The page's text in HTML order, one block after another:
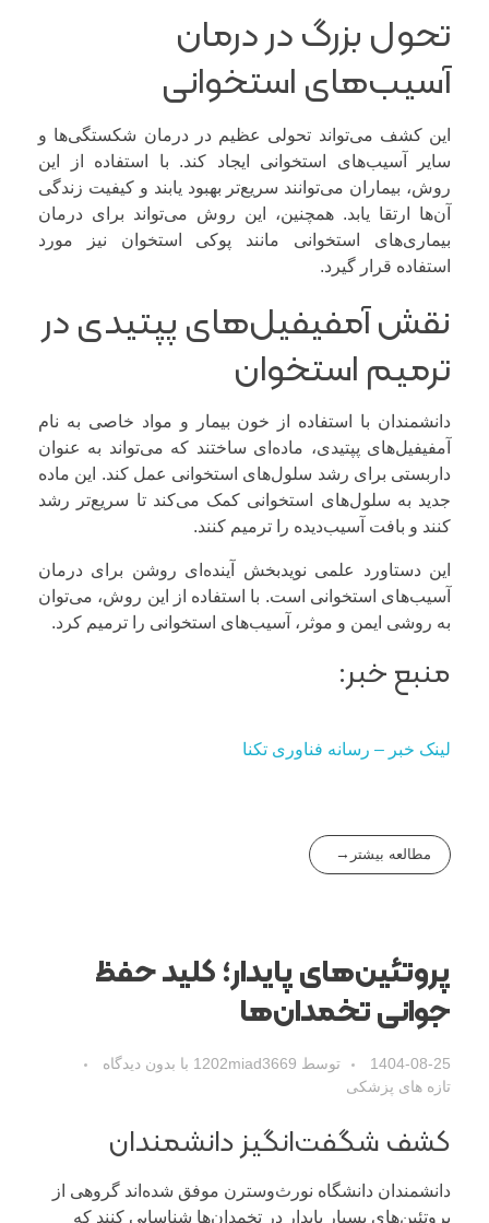
تحول بزرگ در درمان
آسیب‌های استخوانی
این کشف می‌تواند تحولی عظیم در درمان شکستگی‌ها و
سایر آسیب‌های استخوانی ایجاد کند. با استفاده از این
روش، بیماران می‌توانند سریع‌تر بهبود یابند و کیفیت زندگی
آن‌ها ارتقا یابد. همچنین، این روش می‌تواند برای درمان
بیماری‌های استخوانی مانند پوکی استخوان نیز مورد
استفاده قرار گیرد.
نقش آمفیفیل‌های پپتیدی در
ترمیم استخوان
دانشمندان با استفاده از خون بیمار و مواد خاصی به نام
آمفیفیل‌های پپتیدی، ماده‌ای ساختند که می‌تواند به عنوان
داربستی برای رشد سلول‌های استخوانی عمل کند. این ماده
جدید به سلول‌های استخوانی کمک می‌کند تا سریع‌تر رشد
کنند و بافت آسیب‌دیده را ترمیم کنند.
این دستاورد علمی نویدبخش آینده‌ای روشن برای درمان
آسیب‌های استخوانی است. با استفاده از این روش، می‌توان
به روشی ایمن و موثر، آسیب‌های استخوانی را ترمیم کرد.
منبع خبر:
لینک خبر – رسانه فناوری تکنا
مطالعه بیشتر
پروتئین‌های پایدار؛ کلید حفظ
جوانی تخمدان‌ها
1404-08-25 توسط 1202miad3669 با بدون دیدگاه
تازه های پزشکی
کشف شگفت‌انگیز دانشمندان
دانشمندان دانشگاه نورث‌وسترن موفق شده‌اند گروهی از
پروتئین‌های بسیار پایدار در تخمدان‌ها شناسایی کنند که